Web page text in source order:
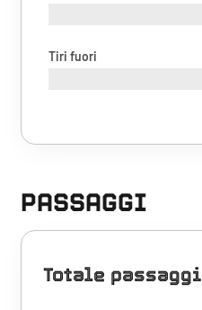
Tiri fuori
PASSAGGI
Totale passaggi